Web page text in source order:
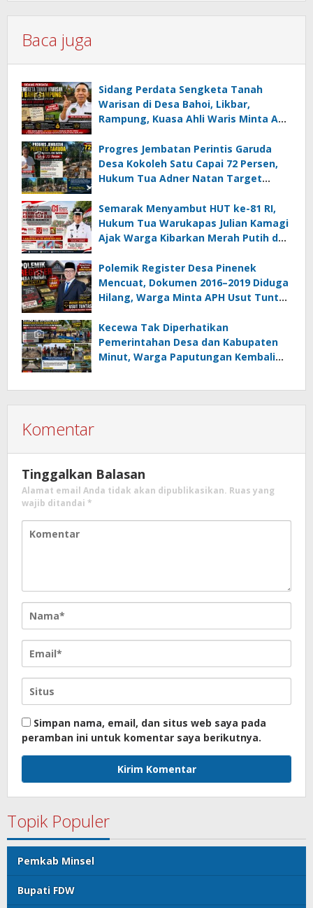
Baca juga
Sidang Perdata Sengketa Tanah
Warisan di Desa Bahoi, Likbar,
Rampung, Kuasa Ahli Waris Minta APH
Korupsi Dandes
Progres Jembatan Perintis Garuda
Desa Kokoleh Satu Capai 72 Persen,
Hukum Tua Adner Natan Target
Semarak Menyambut HUT ke-81 RI,
Hukum Tua Warukapas Julian Kamagi
Ajak Warga Kibarkan Merah Putih dan
Polemik Register Desa Pinenek
Mencuat, Dokumen 2016–2019 Diduga
Hilang, Warga Minta APH Usut Tuntas
Kumtua HK
Kecewa Tak Diperhatikan
Pemerintahan Desa dan Kabupaten
Minut, Warga Paputungan Kembali
Komentar
Tinggalkan Balasan
Alamat email Anda tidak akan dipublikasikan. Ruas yang
wajib ditandai *
Simpan nama, email, dan situs web saya pada
peramban ini untuk komentar saya berikutnya.
Topik Populer
Pemkab Minsel
Bupati FDW